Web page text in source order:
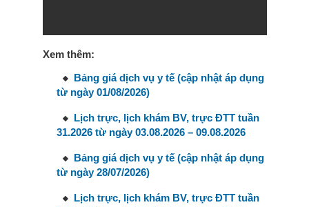
Xem thêm:
Bảng giá dịch vụ y tế (cập nhật áp dụng
từ ngày 01/08/2026)
Lịch trực, lịch khám BV, trực ĐTT tuần
31.2026 từ ngày 03.08.2026 – 09.08.2026
Bảng giá dịch vụ y tế (cập nhật áp dụng
từ ngày 28/07/2026)
Lịch trực, lịch khám BV, trực ĐTT tuần